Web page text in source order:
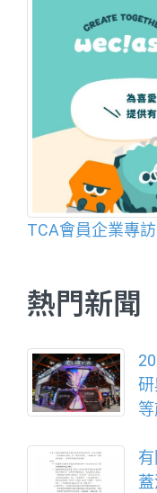
TCA會員企業專
熱門新聞